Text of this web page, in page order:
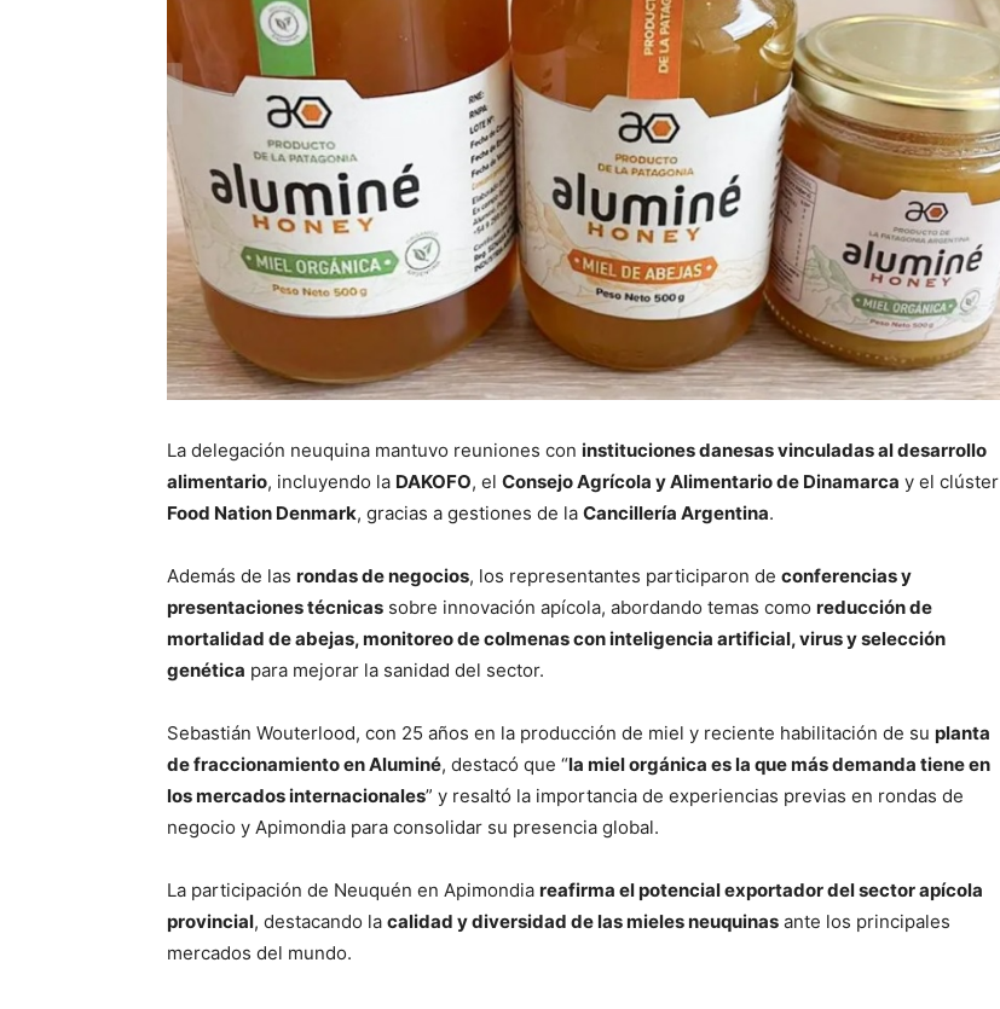
La delegación neuquina mantuvo reuniones con instituciones danesas vinculadas al desarrollo
alimentario, incluyendo la DAKOFO, el Consejo Agrícola y Alimentario de Dinamarca y el clúster
Food Nation Denmark, gracias a gestiones de la Cancillería Argentina.
Además de las rondas de negocios, los representantes participaron de conferencias y
presentaciones técnicas sobre innovación apícola, abordando temas como reducción de
mortalidad de abejas, monitoreo de colmenas con inteligencia artificial, virus y selección
genética para mejorar la sanidad del sector.
Sebastián Wouterlood, con 25 años en la producción de miel y reciente habilitación de su planta
de fraccionamiento en Aluminé, destacó que “la miel orgánica es la que más demanda tiene en
los mercados internacionales” y resaltó la importancia de experiencias previas en rondas de
negocio y Apimondia para consolidar su presencia global.
La participación de Neuquén en Apimondia reafirma el potencial exportador del sector apícola
provincial, destacando la calidad y diversidad de las mieles neuquinas ante los principales
mercados del mundo.